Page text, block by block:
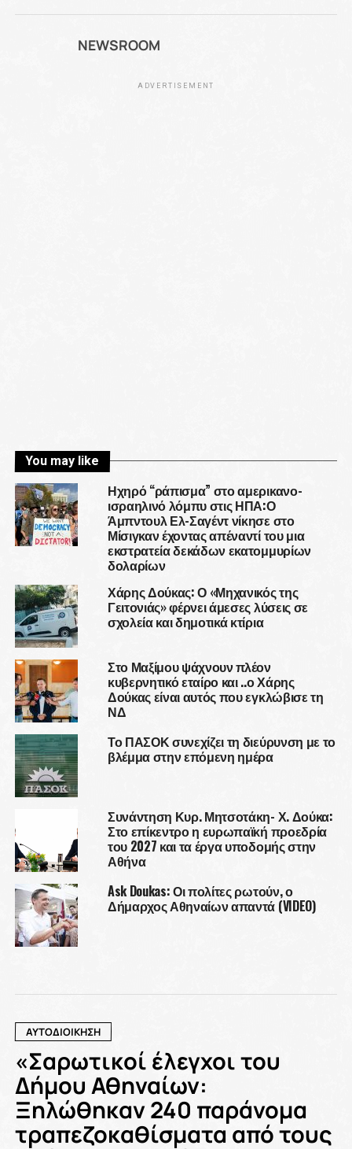
NEWSROOM
ADVERTISEMENT
You may like
Ηχηρό “ράπισμα” στο αμερικανο-
ισραηλινό λόμπυ στις ΗΠΑ:Ο
Άμπντουλ Ελ-Σαγέντ νίκησε στο
Μίσιγκαν έχοντας απέναντί του μια
εκστρατεία δεκάδων εκατομμυρίων
δολαρίων
Χάρης Δούκας: Ο «Μηχανικός της
Γειτονιάς» φέρνει άμεσες λύσεις σε
σχολεία και δημοτικά κτίρια
Στο Μαξίμου ψάχνουν πλέον
κυβερνητικό εταίρο και ..ο Χάρης
Δούκας είναι αυτός που εγκλώβισε τη
ΝΔ
Το ΠΑΣΟΚ συνεχίζει τη διεύρυνση με το
βλέμμα στην επόμενη ημέρα
Συνάντηση Κυρ. Μητσοτάκη- Χ. Δούκα:
Στο επίκεντρο η ευρωπαϊκή προεδρία
του 2027 και τα έργα υποδομής στην
Αθήνα
Ask Doukas: Οι πολίτες ρωτούν, ο
Δήμαρχος Αθηναίων απαντά (VIDEO)
ΑΥΤΟΔΙΟΙΚΗΣΗ
«Σαρωτικοί έλεγχοι του
Δήμου Αθηναίων:
Ξηλώθηκαν 240 παράνομα
τραπεζοκαθίσματα από τους